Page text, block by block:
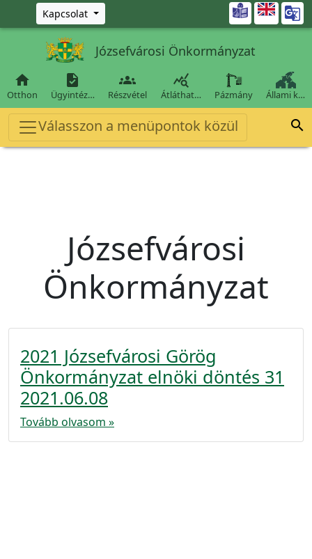
Ugrás a fő tartalomra
Kapcsolat 
Józsefvárosi Önkormányzat

Otthon

Ügyintéz…

Részvétel

Átláthat… Pázmány Állami k…
Válasszon a menüpontok közül 
Józsefvárosi
Önkormányzat
2021 Józsefvárosi Görög
Önkormányzat elnöki döntés 31
2021.06.08
Tovább olvasom »